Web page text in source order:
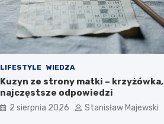
LIFESTYLE WIEDZA
Kuzyn ze strony matki – krzyżówka,
najczęstsze odpowiedzi
2 sierpnia 2026 Stanisław Majewski